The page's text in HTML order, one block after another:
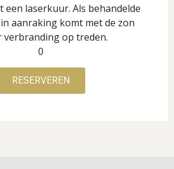
een laserkuur. Als behandelde
aanraking komt met de zon
verbranding op treden.
0
RESERVEREN